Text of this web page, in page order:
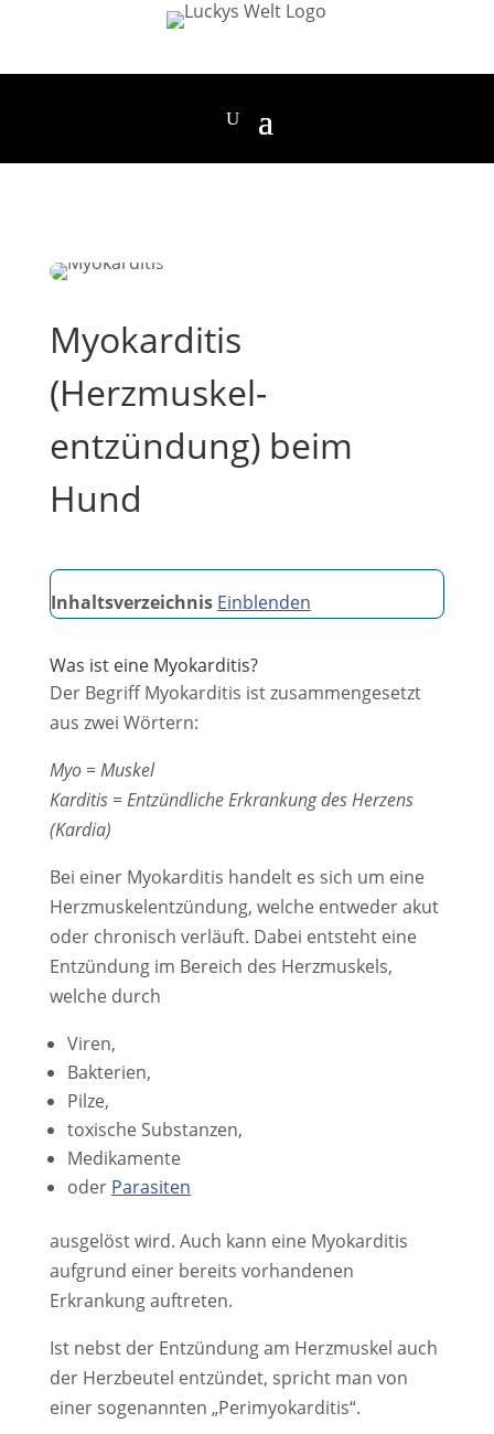
Myokarditis
(Herzmuskel­
entzündung) beim
Hund
Inhaltsverzeichnis Einblenden
Was ist eine Myokarditis?
Der Begriff Myokarditis ist zusammengesetzt
aus zwei Wörtern:
Myo = Muskel
Karditis = Entzündliche Erkrankung des Herzens
(Kardia)
Bei einer Myokarditis handelt es sich um eine
Herzmuskelentzündung, welche entweder akut
oder chronisch verläuft. Dabei entsteht eine
Entzündung im Bereich des Herzmuskels,
welche durch
Viren,
Bakterien,
Pilze,
toxische Substanzen,
Medikamente
oder Parasiten
ausgelöst wird. Auch kann eine Myokarditis
aufgrund einer bereits vorhandenen
Erkrankung auftreten.
Ist nebst der Entzündung am Herzmuskel auch
der Herzbeutel entzündet, spricht man von
einer sogenannten „Perimyokarditis“.